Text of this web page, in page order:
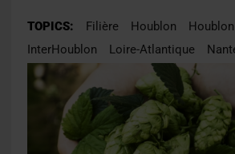
TOPICS: Filière Houblon
InterHoublon
Loire-Atlantique